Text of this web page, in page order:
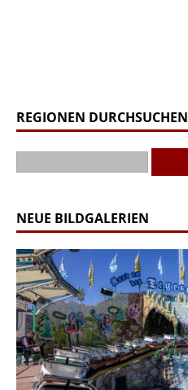
REGIONEN DURCHSUCHEN
NEUE BILDGALERIEN